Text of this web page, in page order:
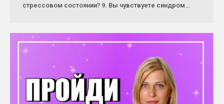
стрессовом состоянии? 9. Вы чувствуете синдром…